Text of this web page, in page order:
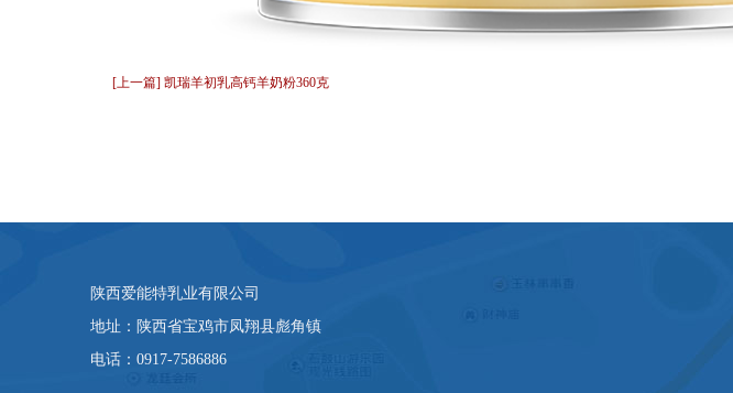
[上一篇] 凯瑞羊初乳高钙羊奶粉360克
陕西爱能特乳业有限公司
地址：陕西省宝鸡市凤翔县彪角镇
电话：0917-7586886